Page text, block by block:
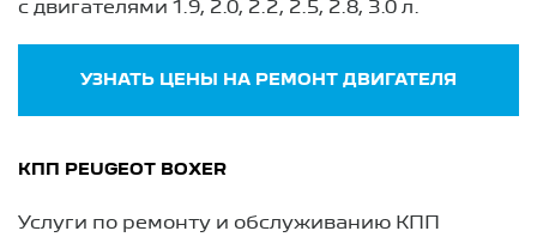
с двигателями 1.9, 2.0, 2.2, 2.5, 2.8, 3.0 л.
УЗНАТЬ ЦЕНЫ НА РЕМОНТ ДВИГАТЕЛЯ
КПП PEUGEOT BOXER
Услуги по ремонту и обслуживанию КПП